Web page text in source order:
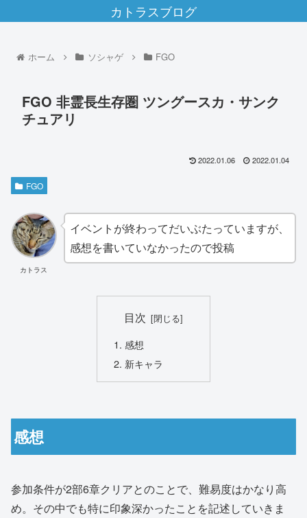
カトラスブログ
ホーム ソシャゲ FGO
FGO 非霊長生存圏 ツングースカ・サンク
チュアリ
2022.01.06 2022.01.04
FGO
カトラス
イベントが終わってだいぶたっていますが、
感想を書いていなかったので投稿
目次
感想
新キャラ
感想
参加条件が2部6章クリアとのことで、難易度はかなり高
め。その中でも特に印象深かったことを記述していきま